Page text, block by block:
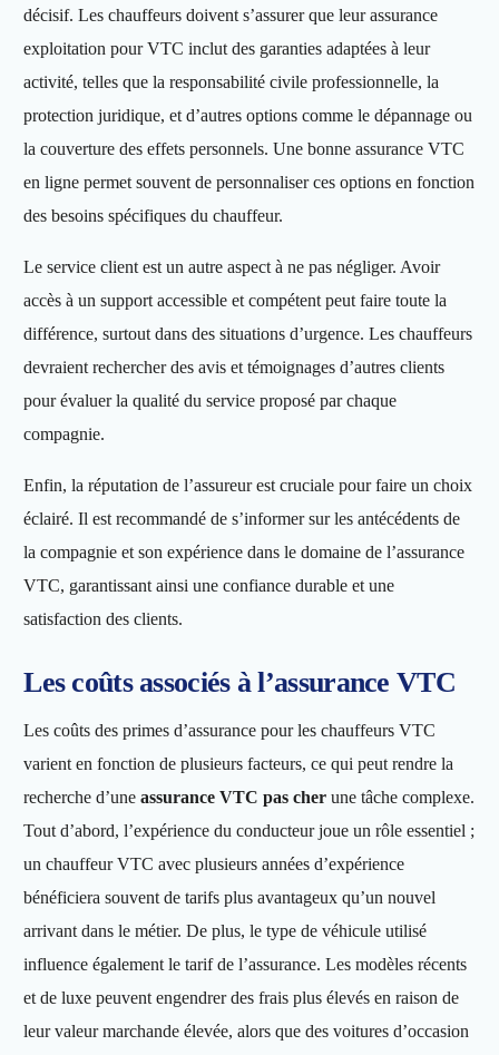
décisif. Les chauffeurs doivent s’assurer que leur assurance
exploitation pour VTC inclut des garanties adaptées à leur
activité, telles que la responsabilité civile professionnelle, la
protection juridique, et d’autres options comme le dépannage ou
la couverture des effets personnels. Une bonne assurance VTC
en ligne permet souvent de personnaliser ces options en fonction
des besoins spécifiques du chauffeur.
Le service client est un autre aspect à ne pas négliger. Avoir
accès à un support accessible et compétent peut faire toute la
différence, surtout dans des situations d’urgence. Les chauffeurs
devraient rechercher des avis et témoignages d’autres clients
pour évaluer la qualité du service proposé par chaque
compagnie.
Enfin, la réputation de l’assureur est cruciale pour faire un choix
éclairé. Il est recommandé de s’informer sur les antécédents de
la compagnie et son expérience dans le domaine de l’assurance
VTC, garantissant ainsi une confiance durable et une
satisfaction des clients.
Les coûts associés à l’assurance VTC
Les coûts des primes d’assurance pour les chauffeurs VTC
varient en fonction de plusieurs facteurs, ce qui peut rendre la
recherche d’uneassurance VTC pas cher une tâche complexe.
Tout d’abord, l’expérience du conducteur joue un rôle essentiel ;
un chauffeur VTC avec plusieurs années d’expérience
bénéficiera souvent de tarifs plus avantageux qu’un nouvel
arrivant dans le métier. De plus, le type de véhicule utilisé
influence également le tarif de l’assurance. Les modèles récents
et de luxe peuvent engendrer des frais plus élevés en raison de
leur valeur marchande élevée, alors que des voitures d’occasion